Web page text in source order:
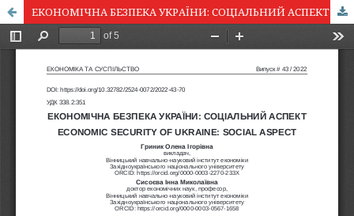
ЕКОНОМІЧНА БЕЗПЕКА УКРАЇНИ: СОЦІАЛЬНИЙ АСПЕКТ